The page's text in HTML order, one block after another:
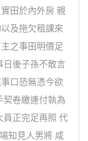
田於內外房 親
及拖欠租課來
之事田明價足
日後子孫不敢言
口恐無憑今欲
契卷繳連付執為
員正完足再照 代
知見人男將 咸